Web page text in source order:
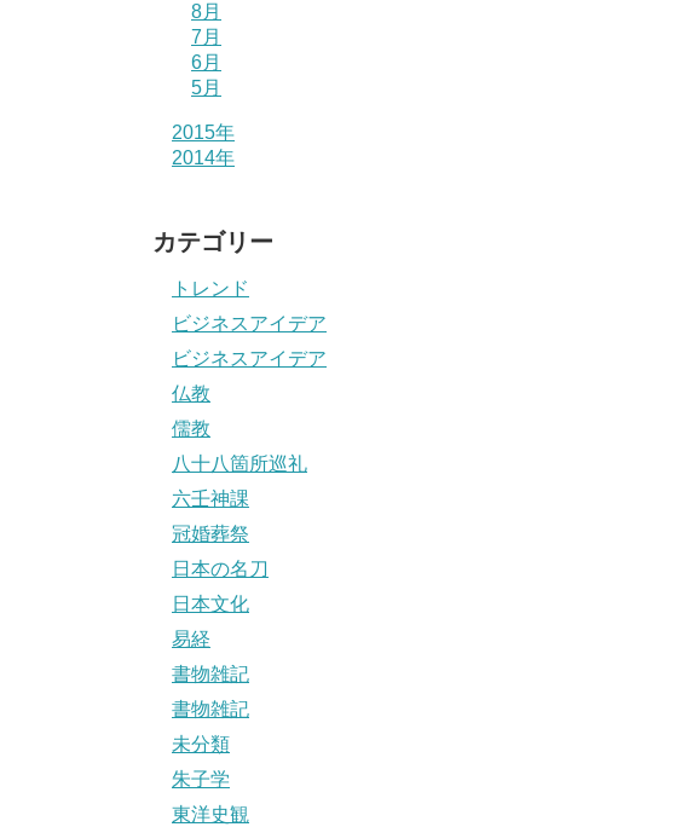
8月
7月
6月
5月
2015年
2014年
カテゴリー
トレンド
ビジネスアイデア
ビジネスアイデア
仏教
儒教
八十八箇所巡礼
六壬神課
冠婚葬祭
日本の名刀
日本文化
易経
書物雑記
書物雑記
未分類
朱子学
東洋史観